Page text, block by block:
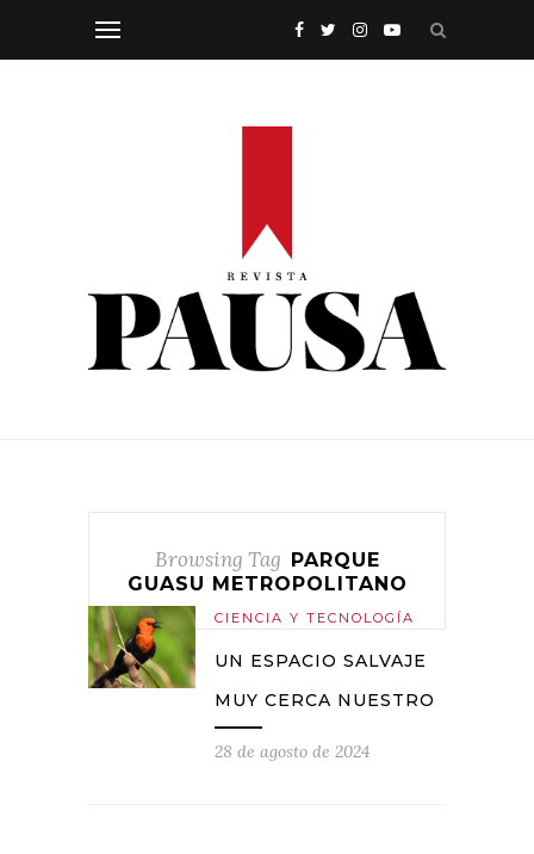
Browsing Tag PARQUE
GUASU METROPOLITANO
CIENCIA Y TECNOLOGÍA
UN ESPACIO SALVAJE
MUY CERCA NUESTRO
28 de agosto de 2024